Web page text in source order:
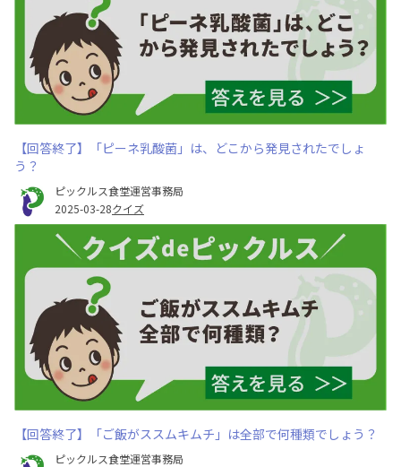
【回答終了】「ピーネ乳酸菌」は、どこから発見されたでしょ
う？
ピックルス食堂運営事務局
2025-03-28クイズ
【回答終了】「ご飯がススムキムチ」は全部で何種類でしょう？
ピックルス食堂運営事務局